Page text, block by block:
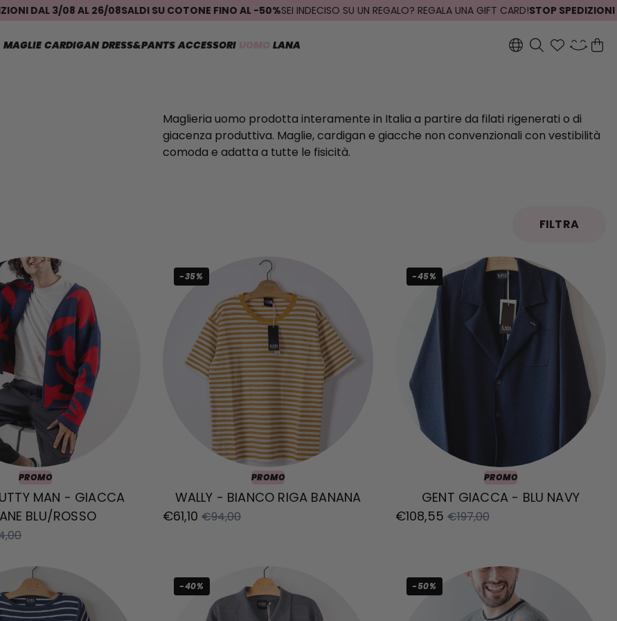
DAL 3/08 AL 26/08 SALDI SU COTONE FINO AL -50%SEI INDECISO SU UN REGALO? REGALA UNA GIFT CARD! STOP SPEDIZIONI DAL
MAGLIE CARDIGAN DRESS&PANTS ACCESSORI LANA
Maglieria uomo prodotta interamente in Italia a partire da filati rigenerati o di
giacenza produttiva. Maglie, cardigan e giacche non convenzionali con vestibilità
comoda e adatta a tutte le fisicità.
FILTRA
PROMO
MAN - GIACCA
BLU/ROSSO
-35%
PROMO
WALLY - BIANCO RIGA BANANA
€61,10 €94,00
-45%
PROMO
GENT GIACCA - BLU NAVY
€108,55 €197,00
-40% -50%